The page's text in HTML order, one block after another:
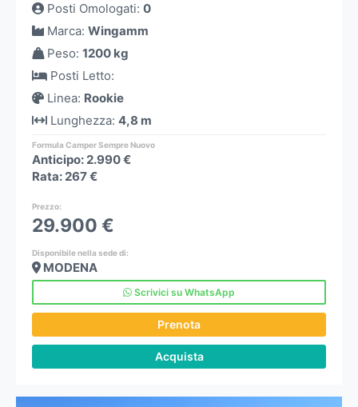
Posti Omologati: 0
Marca: Wingamm
Peso: 1200 kg
Posti Letto:
Linea: Rookie
Lunghezza: 4,8 m
Formula Camper Sempre Nuovo
Anticipo: 2.990 €
Rata: 267 €
Prezzo:
29.900 €
Disponibile nella sede di:
MODENA
Scrivici su WhatsApp
Prenota
Acquista